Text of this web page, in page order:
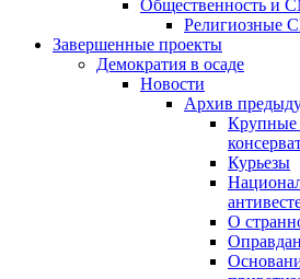
Общественность и
Религиозные
Завершенные проекты
Демократия в осаде
Новости
Архив
Крупные
Курьезы
О